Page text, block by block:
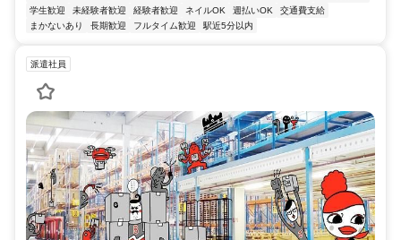
学生歓迎
未経験者歓迎 経験者歓迎 ネイルOK 週払いOK
交通費支給
まかないあり
長期歓迎 フルタイム歓迎 駅近5分以内
派遣社員